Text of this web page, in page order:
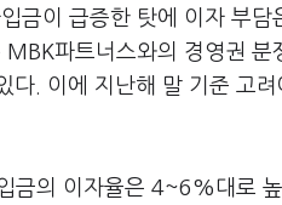
금이 급증한 탓에 이자 부
파트너스와의 경영권
다. 이에 지난해 말 기준 고
금의 이자율은 4~6%대로